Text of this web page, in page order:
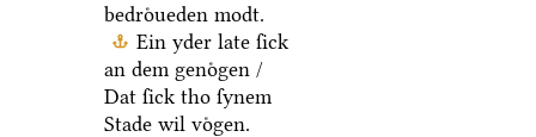
bedroͤueden modt.
Ein yder late ſick
an dem genoͤgen /
Dat ſick tho ſynem
Stade wil voͤgen.